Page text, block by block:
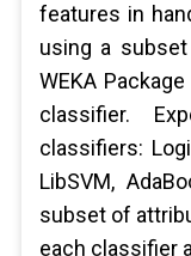
features in
using a
WEKA
classifier.
classifiers:
LibSVM,
subset of
each classifier